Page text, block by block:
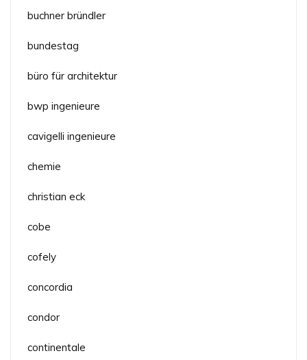
buchner bründler
bundestag
büro für architektur
bwp ingenieure
cavigelli ingenieure
chemie
christian eck
cobe
cofely
concordia
condor
continentale